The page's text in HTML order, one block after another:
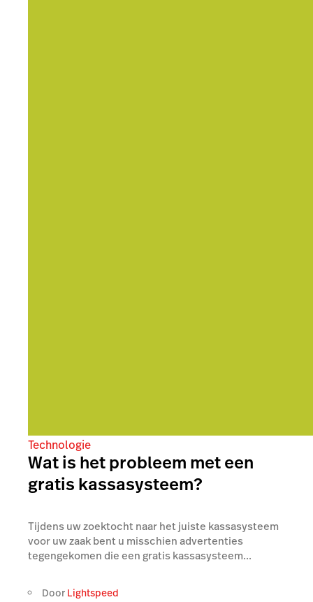
Technologie
Wat is het probleem met een
gratis kassasysteem?
Tijdens uw zoektocht naar het juiste kassasysteem
voor uw zaak bent u misschien advertenties
tegengekomen die een gratis kassasysteem...
Door Lightspeed